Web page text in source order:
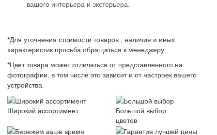
вашего интерьера и экстерьера.
*Для уточнения стоимости товаров , наличия и иных
характеристик просьба обращаться к менеджеру.
*Цвет товара может отличаться от представленного на
фотографии, в том числе это зависит и от настроек вашего
устройства.
Широкий ассортимент
Большой выбор
цветов